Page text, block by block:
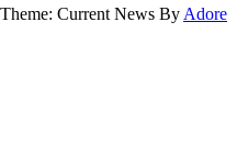
Current News By Adore